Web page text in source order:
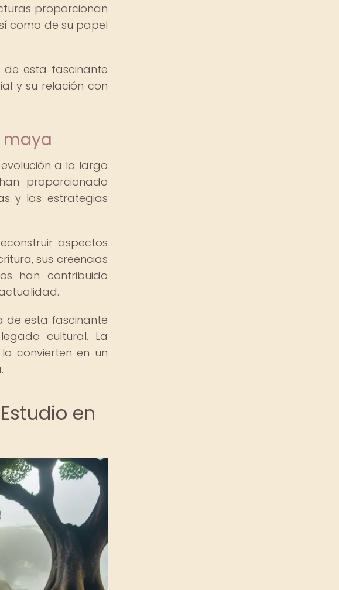
proporcionan
como de su papel
de esta fascinante
y su relación con
maya
a lo largo
proporcionado
y las estrategias
aspectos
sus creencias
han contribuido
de esta fascinante
cultural. La
convierten en un
en